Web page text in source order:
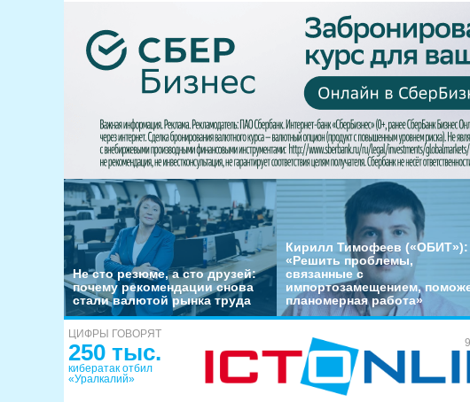
Не сто резюме, а сто друзей:
почему рекомендации снова
стали валютой рынка труда
Кирилл Тимофеев («ОБИТ»):
«Решить проблемы,
связанные с
импортозамещением,
планомерная работа»
ЦИФРЫ ГОВОРЯТ
250 тыс.
кибератак отбил
«Уралкалий»